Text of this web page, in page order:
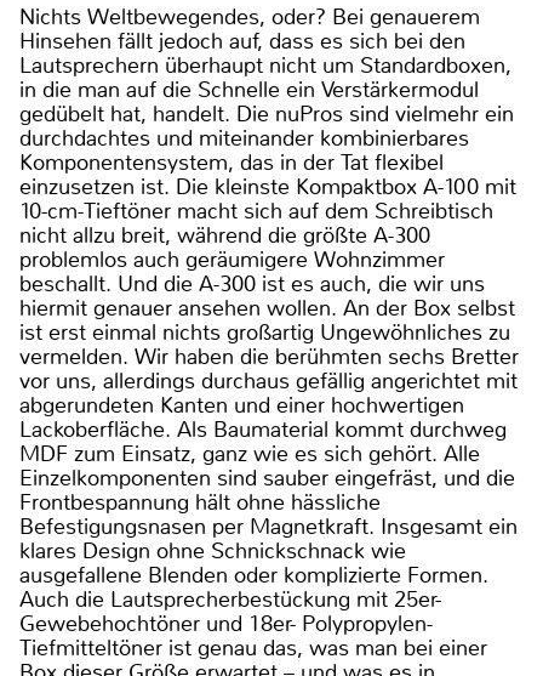
Nichts Weltbewegendes, oder? Bei genauerem
Hinsehen fällt jedoch auf, dass es sich bei den
Lautsprechern überhaupt nicht um Standardboxen,
in die man auf die Schnelle ein Verstärkermodul
gedübelt hat, handelt. Die nuPros sind vielmehr ein
durchdachtes und miteinander kombinierbares
Komponentensystem, das in der Tat flexibel
einzusetzen ist. Die kleinste Kompaktbox A-100 mit
10-cm-Tieftöner macht sich auf dem Schreibtisch
nicht allzu breit, während die größte A-300
problemlos auch geräumigere Wohnzimmer
beschallt. Und die A-300 ist es auch, die wir uns
hiermit genauer ansehen wollen. An der Box selbst
ist erst einmal nichts großartig Ungewöhnliches zu
vermelden. Wir haben die berühmten sechs Bretter
vor uns, allerdings durchaus gefällig angerichtet mit
abgerundeten Kanten und einer hochwertigen
Lackoberfläche. Als Baumaterial kommt durchweg
MDF zum Einsatz, ganz wie es sich gehört. Alle
Einzelkomponenten sind sauber eingefräst, und die
Frontbespannung hält ohne hässliche
Befestigungsnasen per Magnetkraft. Insgesamt ein
klares Design ohne Schnickschnack wie
ausgefallene Blenden oder komplizierte Formen.
Auch die Lautsprecherbestückung mit 25er-
Gewebehochtöner und 18er- Polypropylen-
Tiefmitteltöner ist genau das, was man bei einer